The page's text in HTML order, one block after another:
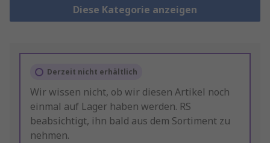
Diese Kategorie anzeigen
Derzeit nicht erhältlich
Wir wissen nicht, ob wir diesen Artikel noch
einmal auf Lager haben werden. RS
beabsichtigt, ihn bald aus dem Sortiment zu
nehmen.